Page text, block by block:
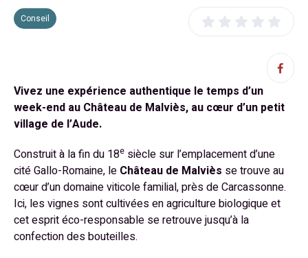
Conseil
Vivez une expérience authentique le temps d’un
week-end au Château de Malviès, au cœur d’un petit
village de l’Aude.
Construit à la fin du 18e siècle sur l’emplacement d’une
cité Gallo-Romaine, le Château de Malviès se trouve au
cœur d’un domaine viticole familial, près de Carcassonne.
Ici, les vignes sont cultivées en agriculture biologique et
cet esprit éco-responsable se retrouve jusqu’à la
confection des bouteilles.